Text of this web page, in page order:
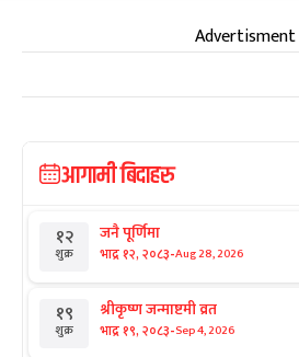
Advertisment
आगामी बिदाहरु
१२
शुक्र
जनै पूर्णिमा
भाद्र १२, २०८३-Aug 28, 2026
१९
शुक्र
श्रीकृष्ण जन्माष्टमी व्रत
भाद्र १९, २०८३-Sep 4, 2026